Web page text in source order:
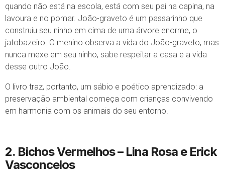
quando não está na escola, está com seu pai na capina, na
lavoura e no pomar. João-graveto é um passarinho que
construiu seu ninho em cima de uma árvore enorme, o
jatobazeiro. O menino observa a vida do João-graveto, mas
nunca mexe em seu ninho, sabe respeitar a casa e a vida
desse outro João.
O livro traz, portanto, um sábio e poético aprendizado: a
preservação ambiental começa com crianças convivendo
em harmonia com os animais do seu entorno.
2. Bichos Vermelhos– Lina Rosa e Erick
Vasconcelos